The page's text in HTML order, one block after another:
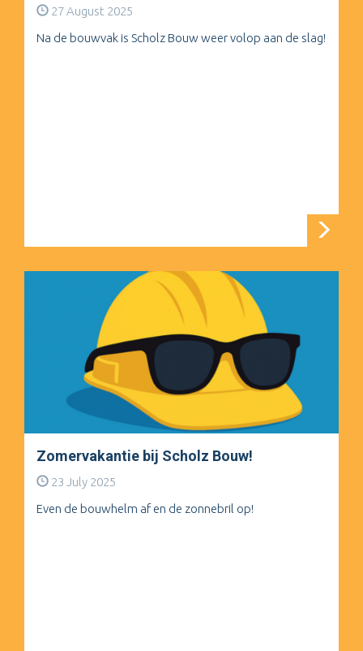
27 August 2025
Na de bouwvak is Scholz Bouw weer volop aan de slag!
Zomervakantie bij Scholz Bouw!
23 July 2025
Even de bouwhelm af en de zonnebril op!